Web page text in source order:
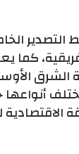
كما
أنواعها